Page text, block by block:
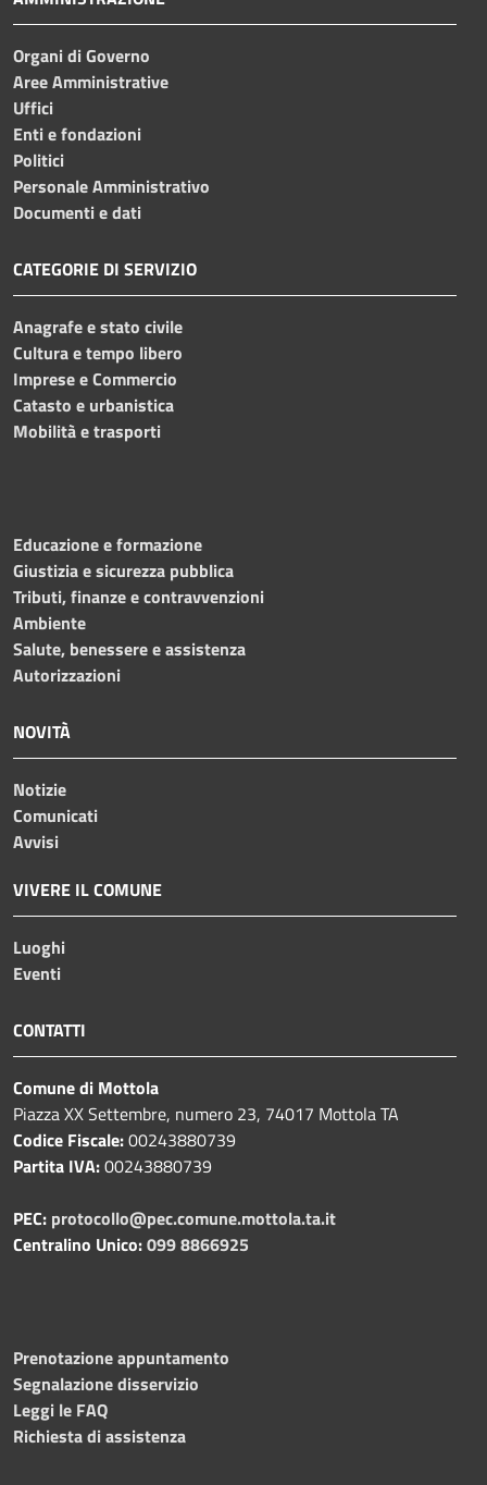
Organi di Governo
Aree Amministrative
Uffici
Enti e fondazioni
Politici
Personale Amministrativo
Documenti e dati
CATEGORIE DI SERVIZIO
Anagrafe e stato civile
Cultura e tempo libero
Imprese e Commercio
Catasto e urbanistica
Mobilità e trasporti
Educazione e formazione
Giustizia e sicurezza pubblica
Tributi, finanze e contravvenzioni
Ambiente
Salute, benessere e assistenza
Autorizzazioni
NOVITÀ
Notizie
Comunicati
Avvisi
VIVERE IL COMUNE
Luoghi
Eventi
CONTATTI
Comune di Mottola
Piazza XX Settembre, numero 23, 74017 Mottola TA
Codice Fiscale:00243880739
Partita IVA:00243880739
PEC: protocollo@pec.comune.mottola.ta.it
Centralino Unico:099 8866925
Prenotazione appuntamento
Segnalazione disservizio
Leggi le FAQ
Richiesta di assistenza